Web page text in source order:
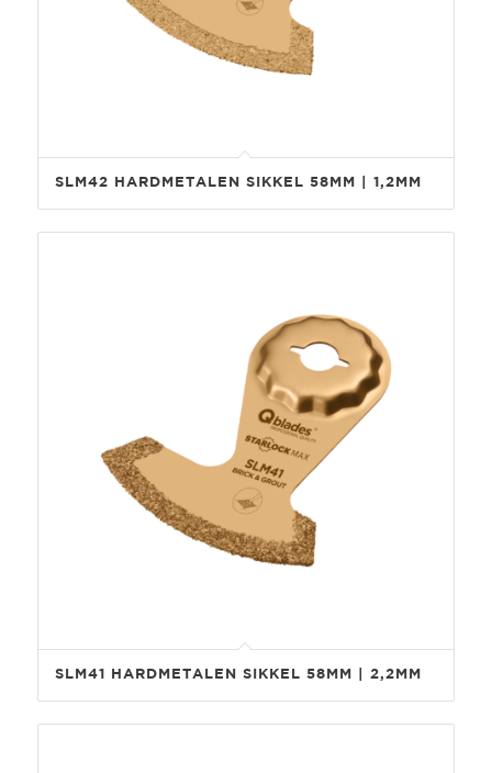
SLM42 HARDMETALEN SIKKEL 58MM | 1,2MM
SLM41 HARDMETALEN SIKKEL 58MM | 2,2MM